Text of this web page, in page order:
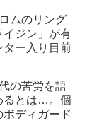
ムのリング
イジン」が有
ター入り目前
の苦労を語
るとは…。個
ディガード